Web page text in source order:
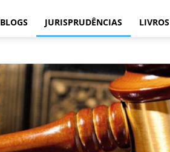
BLOGS JURISPRUDÊNCIAS LIVROS